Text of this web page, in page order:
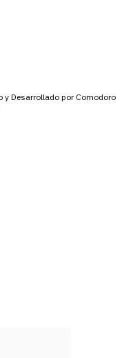
Desarrollado por Comodoro